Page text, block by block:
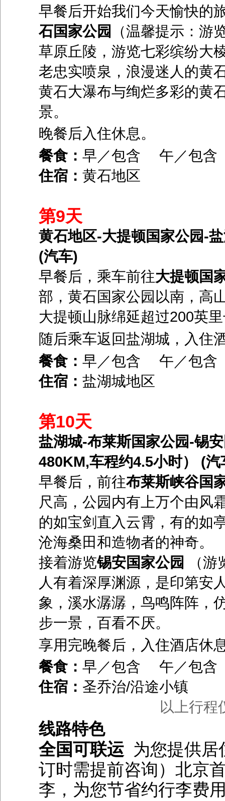
早餐后开始我们今天愉快的
石国家公园
（温馨提示：游
草原丘陵，游览七彩缤纷大
老忠实喷泉，浪漫迷人的黄
黄石大瀑布与绚烂多彩的黄
景。
晚餐后入住休息。
餐食： 早／包含 午／包
住宿： 黄石地区
第9天
黄石地区-大提顿国家公园-
(汽车)
早餐后，乘车前往大提顿国
部，黄石国家公园以南，高
大提顿山脉绵延超过200英
随后乘车返回盐湖城，入住
餐食： 早／包含 午／包
住宿： 盐湖城地区
第10天
盐湖城-布莱斯国家公园-锡
480KM,车程约4.5小时） (汽
早餐后，前往布莱斯峡谷国
尺高，公园内有上万个由风
的如宝剑直入云霄，有的如
沧海桑田和造物者的神奇。
接着游览锡安国家公园
（游
人有着深厚渊源，是印第安
象，溪水潺潺，鸟鸣阵阵，
步一景，百看不厌。
享用完晚餐后，入住酒店休
餐食： 早／包含 午／包
住宿： 圣乔治/沿途小镇
以上行程
线路特色
全国可联运为您提供居
订时需提前咨询）北京
李，为您节省约行李费